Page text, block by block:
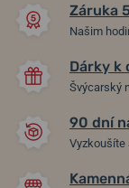
Záruka
Našim
Dárky k
Švýcarský
90 dní
Vyzkoušíte